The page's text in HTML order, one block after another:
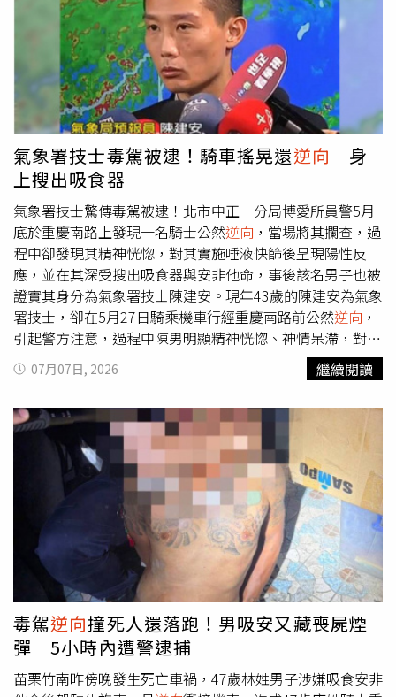
期共同作用的結果。當大盤進入高檔震盪或適度修正，部分
獲利資金、遞延購屋買盤及長期配置資金便會逐步回流房
市，營建股則率先反映這項變化。2026年下半年房市最值
得期待的，不是房價立即止跌，而是交易量率先回溫；一旦
成交量恢復，市場信心將逐步改善，房價便可望由下半年緩
跌進入明年上半年的止跌階段。李同榮最後表示：有些人認
為股市若修正，資金絕對不可能流入房市，答案只對一半，
股市高檔震盪或良性修正，若房市價格也適時鬆動，就是房
市剛需資金重新配置的開始；營建股若率先止跌轉強，往往
就是房市信心恢復，交易量回溫、景氣逐步由下修到築底的
重要前兆。股房資金輪動與房市由冷回溫未來圖。（圖／李
同榮提供）預售推案驟減四成！ 賴正鎰籲：讓水龍頭再開
大些土方之亂才要落幕！「這新制」恐再釀亂象 建商炸鍋
了房市翻身訊號浮現？ 專家預言反攻三部曲：2027下半年
有望回溫
「量縮、價穩」格局。北市、台中修正最劇烈根據統計，今
年上半年的「建照推案量」與「土地交易量」皆呈現萎縮。
依據各建築開發公會會員申報開工及市調資料，2026年H1
六都總推案戶數僅約2.89萬戶、總銷8,354億元。觀察六都
推案表現，台北市衰退幅度最大，上半年僅推出1,574戶，
較去年同期減少55.7%，總銷金額直接腰斬；台中市同樣出
現明顯修正，推案戶數由去年同期13,853戶降至6,746戶、
年減39.4%，這兩區成為六都中量縮最明顯的區域。反觀台
南與高雄，受科技產業投資、園區就業與人口移入支撐，推
案與總銷跌幅相對溫和。這顯示市況已從過去的齊漲齊跌，
轉為比拚區域產業、交通建設、生活機能與產品定位的「基
本面競爭」。融資受限導致自備款大增另一個值得注意的現
象是，雖然台灣AI供應鏈投資、科技園區擴廠與股市資金動
能，仍為整體經濟提供強力支撐，但房市受制於授信條件，
未能同步反映資產市場熱度，形成「股房不同步」的現象。
這說明房市成交減速並非單純需求消失，而是購屋人的融資
能力、建商的推案節奏與銀行的資金配置同時受到約束。賴
正鎰表示，部分買方因銀行今年以來的鑑價略趨保守且貸款
成數下修，僅剩下六成左右，導致民眾在交屋前臨時須補足
一至兩成自備款。因此他建議，應該加速改善房貸排撥與審
核效率，避免換屋者的違約與資金調度風險。科技園區紅利
區仍具優勢賴正鎰談到，限貸環境已使建商從過去的積極搶
地，改採「都更合建、危老重建、低總價、小坪數及自住型
產品」，並以遞延推案、邊建邊售、控制土地庫存等方式，
來降低資金風險。然而，建照、土地交易與新推案同步下
滑，短期內已壓抑市場供給與相關產業就業。從下半年與明
年的長遠角度來看，某些地區仍有科技產業擴大開發議題的
人口紅利效益。例如台北的北士科周邊北投地區，以及台中
的中科周邊（如十三期、單元二、單元四及單元五），部分
開發商仍鎖定這些地區推案，並針對科技族群的生活需求進
行設計。賴正鎰五項建言籲政府鬆綁賴正鎰認為，政府不宜
以一體適用的限貸政策處理不同需求，應採取更彈性的金融
氣象署技士毒駕被逮！騎車搖晃還逆向 身
上搜出吸食器
氣象署技士驚傳毒駕被逮！北市中正一分局博愛所員警5月
底於重慶南路上發現一名騎士公然逆向 ，當場將其攔查，過
程中卻發現其精神恍惚，對其實施唾液快篩後呈現陽性反
應，並在其深受搜出吸食器與安非他命，事後該名男子也被
證實其身分為氣象署技士陳建安。現年43歲的陳建安為氣象
署技士，卻在5月27日騎乘機車行經重慶南路前公然逆向 ，
引起警方注意，過程中陳男明顯精神恍惚、神情呆滯，對於
員警問話均無法具體表達，警方當即對其實施唾液快篩，發
現結果為安非他命陽性反應，當場將陳建安逮捕，並在其身
上搜出吸食器與安非他命。據悉，此次被捕早已非陳建安第
一次吸毒被捕。全案後續除依公共危險罪嫌將其送辦，並吊
照、扣車、扣牌外，警方也在將依其違規逆向
事件等舉發。
中正第一分局呼籲，毒駕是危害社會的隱形殺手，其危險性
不亞於酒駕。本分局將持續強力執法，全面加強攔查取締，
守護民眾生命與財產安全。警方在此嚴正警告：毒駕絕對不
可取，切勿心存僥倖。
07月07日, 2026 繼續閱讀
毒駕逆向撞死人還落跑！男吸安又藏喪屍煙
彈 5小時內遭警逮捕
苗栗竹南昨傍晚發生死亡車禍，47歲林姓男子涉嫌吸食安非